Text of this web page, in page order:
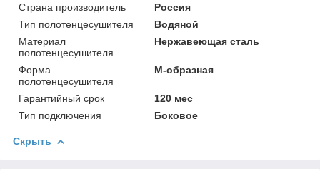
Страна производитель
Россия
Тип полотенцесушителя
Водяной
Материал
полотенцесушителя
Нержавеющая сталь
Форма
полотенцесушителя
M-образная
Гарантийный срок
120 мес
Тип подключения
Боковое
Скрыть